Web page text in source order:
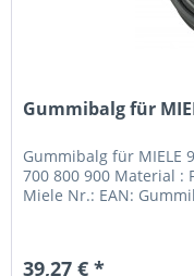
Gummibalg für
Gummibalg für MIELE
700 800 900 Material :
Miele Nr.: EAN:
39,27 € *